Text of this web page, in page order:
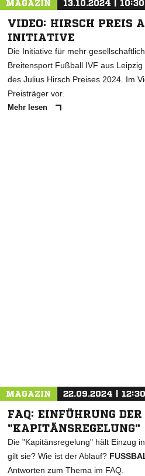
MAGAZIN 13.10.2024 | 10:30
VIDEO: HIRSCH PREIS
INITIATIVE
Die Initiative für mehr
Breitensport Fußball IVF aus
des Julius Hirsch Preises 2024. Im
Preisträger vor.
Mehr lesen
MAGAZIN 22.09.2024 | 12:30
FAQ: EINFÜHRUNG DER
"KAPITÄNSREGELUNG"
Die "Kapitänsregelung" hält Einzug
gilt sie? Wie ist der Ablauf?
Antworten zum Thema im FAQ.